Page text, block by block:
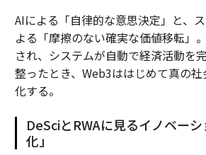
AIによる「自律的な意思決定」と、
よる「摩擦のない確実な価値移転」
され、システムが自動で経済活動を
整ったとき、Web3ははじめて真の
化する。
DeSciとRWAに見るイノベー
化」